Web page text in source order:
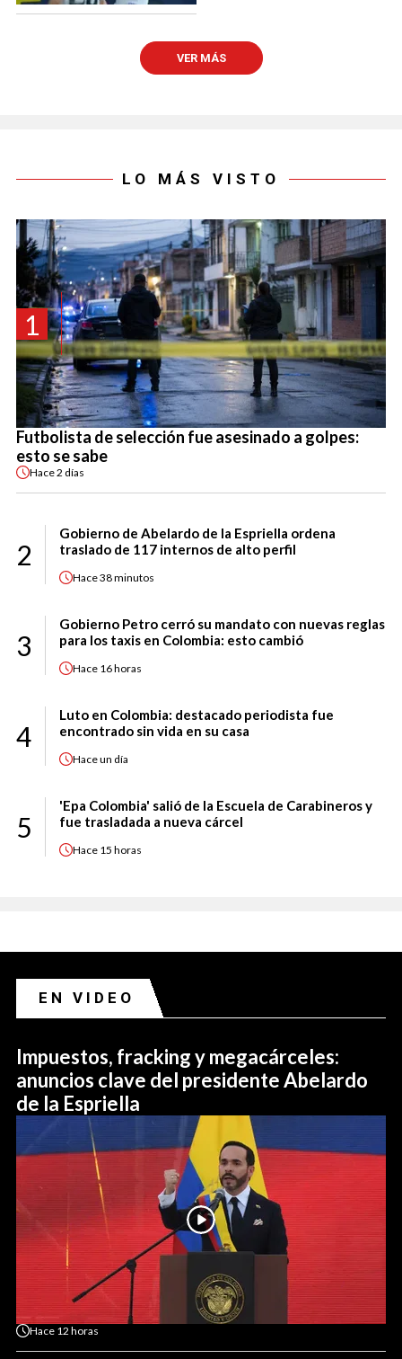
VER MÁS
LO MÁS VISTO
1
Futbolista de selección fue asesinado a golpes:
esto se sabe
Hace2 días
2
Gobierno de Abelardo de la Espriella ordena
traslado de 117 internos de alto perfil
Hace38 minutos
3
Gobierno Petro cerró su mandato con nuevas reglas
para los taxis en Colombia: esto cambió
Hace 16 horas
4
Luto en Colombia: destacado periodista fue
encontrado sin vida en su casa
Haceun día
5
'Epa Colombia' salió de la Escuela de Carabineros y
fue trasladada a nueva cárcel
Hace 15 horas
EN VIDEO
Impuestos, fracking y megacárceles:
anuncios clave del presidente Abelardo
de la Espriella
Hace 12 horas